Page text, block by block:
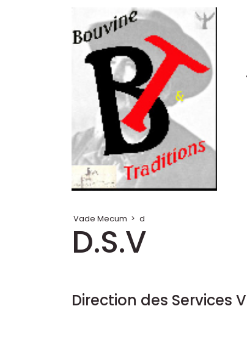
Vade Mecum > d
D.S.V
Direction des Services